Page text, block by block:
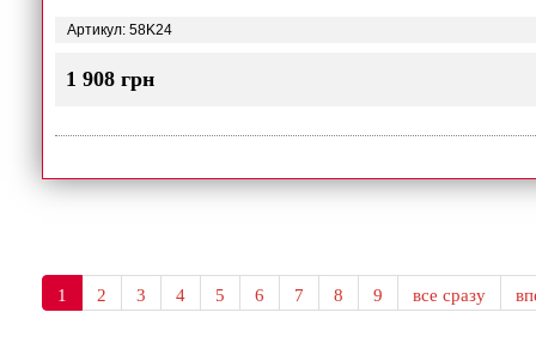
Артикул: 58K24
1 908 грн
1 2 3 4 5 6 7 8 9 все сразу